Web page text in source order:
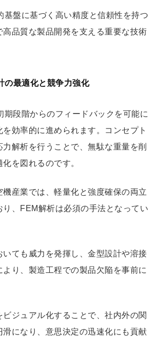
基盤に基づく高い精度と信頼性を持つ
高品質な製品開発を支える重要な技術
の最適化と競争力強化
期段階からのフィードバックを可能に
を効率的に進められます。コンセプト
解析を行うことで、無駄な重量を削
を図れるのです。
産業では、軽量化と強度確保の両立
り、FEM解析は必須の手法となってい
いても威力を発揮し、金型設計や溶接
より、製造工程での製品欠陥を事前に
ビジュアル化することで、社内外の関
滑になり、意思決定の迅速化にも貢献